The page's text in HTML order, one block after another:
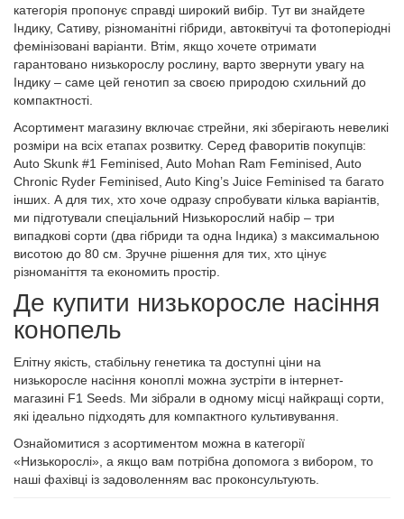
категорія пропонує справді широкий вибір. Тут ви знайдете
Індику, Сативу, різноманітні гібриди, автоквітучі та фотоперіодні
фемінізовані варіанти. Втім, якщо хочете отримати
гарантовано низькорослу рослину, варто звернути увагу на
Індику – саме цей генотип за своєю природою схильний до
компактності.
Асортимент магазину включає стрейни, які зберігають невеликі
розміри на всіх етапах розвитку. Серед фаворитів покупців:
Auto Skunk #1 Feminised, Auto Mohan Ram Feminised, Auto
Chronic Ryder Feminised, Auto King’s Juice Feminised та багато
інших. А для тих, хто хоче одразу спробувати кілька варіантів,
ми підготували спеціальний Низькорослий набір – три
випадкові сорти (два гібриди та одна Індика) з максимальною
висотою до 80 см. Зручне рішення для тих, хто цінує
різноманіття та економить простір.
Де купити низькоросле насіння
конопель
Елітну якість, стабільну генетика та доступні ціни на
низькоросле насіння коноплі можна зустріти в інтернет-
магазині F1 Seeds. Ми зібрали в одному місці найкращі сорти,
які ідеально підходять для компактного культивування.
Ознайомитися з асортиментом можна в категорії
«Низькорослі», а якщо вам потрібна допомога з вибором, то
наші фахівці із задоволенням вас проконсультують.